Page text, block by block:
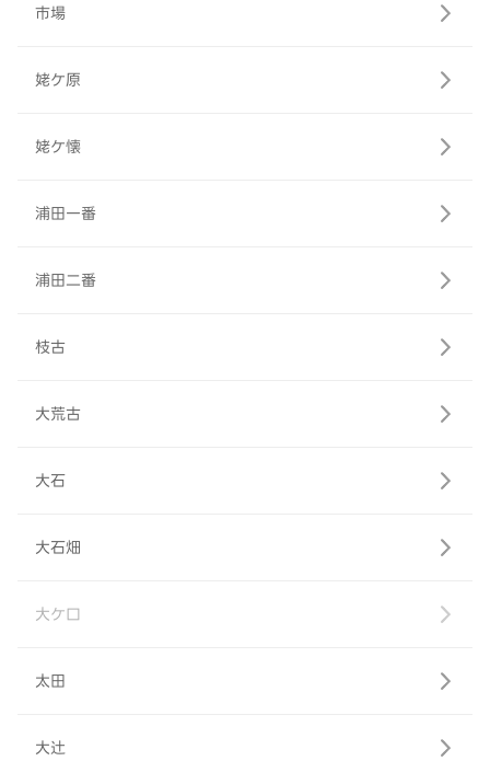
市場
姥ケ原
姥ケ懐
浦田一番
浦田二番
枝古
大荒古
大石
大石畑
大ケ口
太田
大辻